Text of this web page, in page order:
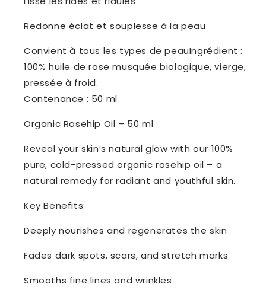
Redonne éclat et souplesse à la peau
Convient à tous les types de peauIngrédient :
100% huile de rose musquée biologique, vierge,
pressée à froid.
Contenance : 50 ml
Organic Rosehip Oil – 50 ml
Reveal your skin’s natural glow with our 100%
pure, cold-pressed organic rosehip oil – a
natural remedy for radiant and youthful skin.
Key Benefits:
Deeply nourishes and regenerates the skin
Fades dark spots, scars, and stretch marks
Smooths fine lines and wrinkles